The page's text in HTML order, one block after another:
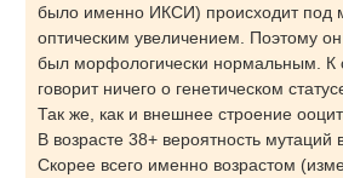
было именно ИКСИ) происходит под
оптическим увеличением. Поэтому
был морфологически нормальным. К
говорит ничего о генетическом
Так же, как и внешнее строение
В возрасте 38+ вероятность мутаций
Скорее всего именно возрастом